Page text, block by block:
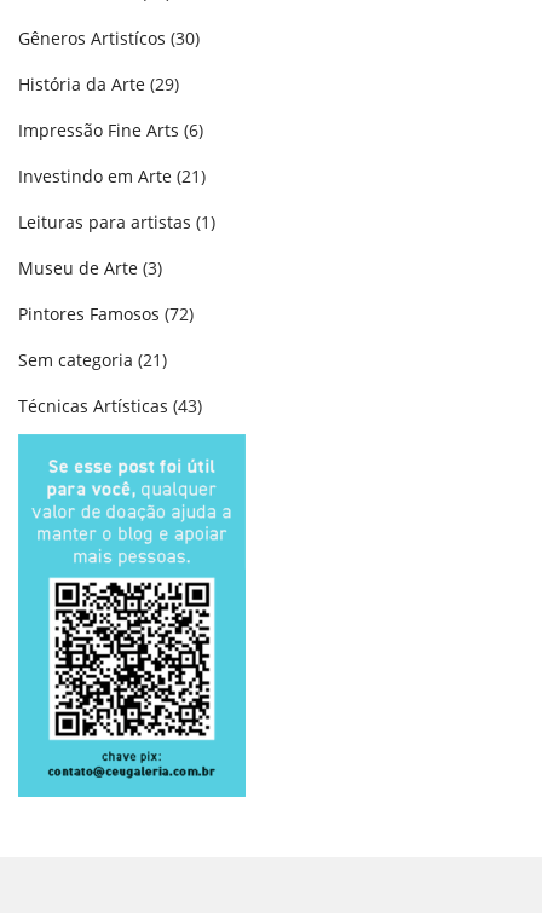
Gêneros Artistícos (30)
História da Arte (29)
Impressão Fine Arts (6)
Investindo em Arte (21)
Leituras para artistas (1)
Museu de Arte (3)
Pintores Famosos (72)
Sem categoria (21)
Técnicas Artísticas (43)